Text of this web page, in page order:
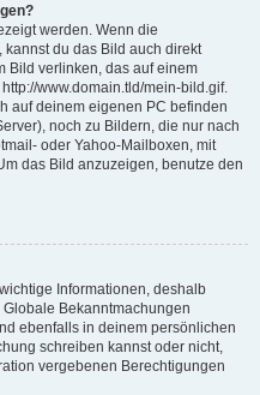
werden. Wenn die
du das Bild auch direkt
Bild verlinken, das auf einem
www.domain.tld/mein-bild.gif.
auf deinem eigenen PC befinden
noch zu Bildern, die nur nach
oder Yahoo-Mailboxen, mit
das Bild anzuzeigen, benutze den
Informationen, deshalb
Bekanntmachungen
ebenfalls in deinem persönlichen
schreiben kannst oder nicht,
vergebenen Berechtigungen